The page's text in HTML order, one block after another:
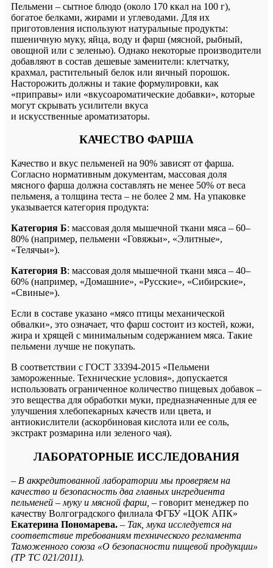
Пельмени – сытное блюдо (около 170 ккал на 100 г),
богатое белками, жирами и углеводами. Для их
приготовления используют натуральные продукты:
пшеничную муку, яйца, воду и фарш (мясной, рыбный,
овощной или с зеленью). Однако некоторые производители
добавляют в состав дешевые заменители: клетчатку,
крахмал, растительный белок или яичный порошок.
Насторожить должны и такие формулировки, как
«приправы» или «вкусоароматические добавки», которые
могут скрывать усилители вкуса
и искусственные ароматизаторы.
КАЧЕСТВО ФАРША
Качество и вкус пельменей на 90% зависят от фарша.
Согласно нормативным документам, массовая доля
мясного фарша должна составлять не менее 50% от веса
пельменя, а толщина теста – не более 2 мм. На упаковке
указывается категория продукта:
Категория Б: массовая доля мышечной ткани мяса – 60–
80% (например, пельмени «Говяжьи», «Элитные»,
«Телячьи»).
Категория В: массовая доля мышечной ткани мяса – 40–
60% (например, «Домашние», «Русские», «Сибирские»,
«Свиные»).
Если в составе указано «мясо птицы механической
обвалки», это означает, что фарш состоит из костей, кожи,
жира и хрящей с минимальным содержанием мяса. Такие
пельмени лучше не покупать.
В соответствии с ГОСТ 33394-2015 «Пельмени
замороженные. Технические условия», допускается
использовать ограниченное количество пищевых добавок –
это вещества для обработки муки, предназначенные для ее
улучшения хлебопекарных качеств или цвета, и
антиокислители (аскорбиновая кислота или ее соль,
экстракт розмарина или зеленого чая).
ЛАБОРАТОРНЫЕ ИССЛЕДОВАНИЯ
– В аккредитованной лаборатории мы проверяем на
качество и безопасность два главных ингредиента
пельменей – муку и мясной фарш, – говорит менеджер по
качеству Волгоградского филиала ФГБУ «ЦОК АПК»
Екатерина Пономарева. – Так, мука исследуется на
соответствие требованиям технического регламента
Таможенного союза «О безопасности пищевой продукции»
(ТР ТС 021/2011).